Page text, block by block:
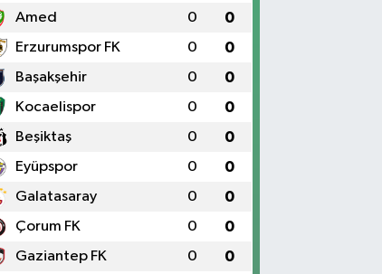
Amed 0 0
Erzurumspor FK 0 0
Başakşehir 0 0
Kocaelispor 0 0
Beşiktaş 0 0
Eyüpspor 0 0
Galatasaray 0 0
Çorum FK 0 0
Gaziantep FK 0 0